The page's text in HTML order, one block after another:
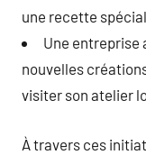
une recette
Une entreprise
nouvelles
visiter son atelier
À travers ces